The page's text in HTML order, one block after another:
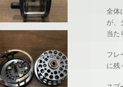
全体
が、
当た
フレ
に残